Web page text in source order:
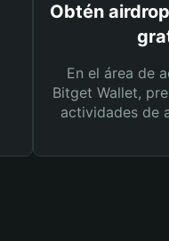
Obtén
En el área de
Bitget Wallet,
actividades de